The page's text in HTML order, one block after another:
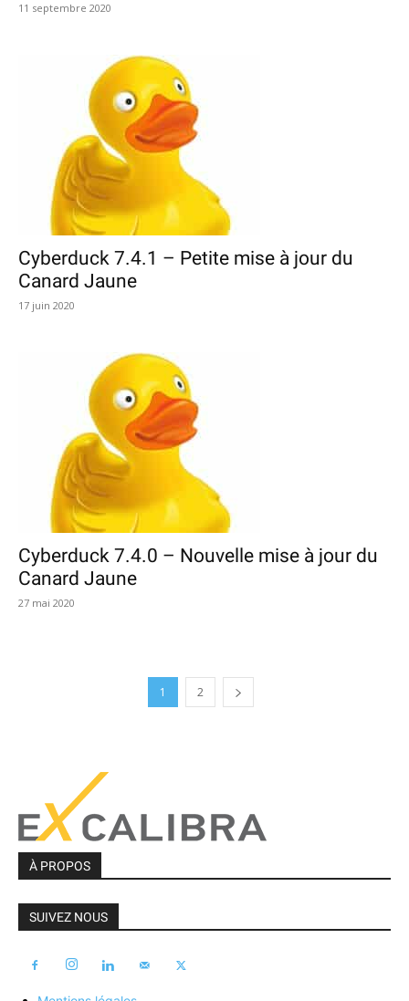
11 septembre 2020
Cyberduck 7.4.1 – Petite mise à jour du
Canard Jaune
17 juin 2020
Cyberduck 7.4.0 – Nouvelle mise à jour du
Canard Jaune
27 mai 2020
1 2
À PROPOS
SUIVEZ NOUS